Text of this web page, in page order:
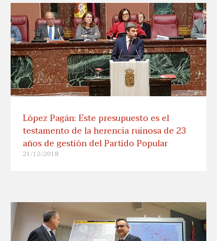
López Pagán: Este presupuesto es el
testamento de la herencia ruinosa de 23
años de gestión del Partido Popular
21/12/2018